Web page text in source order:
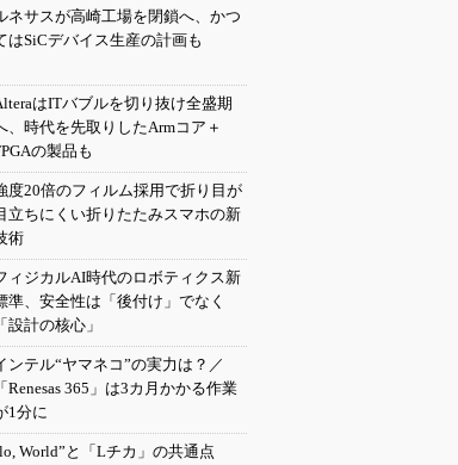
ネサスが高崎工場を閉鎖へ、かつ
はSiCデバイス生産の計画も
はITバブルを切り抜け全盛期
、時代を先取りしたArmコア＋
の製品も
度20倍のフィルム採用で折り目が
立ちにくい折りたたみスマホの新
術
ィジカルAI時代のロボティクス新
準、安全性は「後付け」でなく
「設計の核心」
ンテル“ヤマネコ”の実力は？／
「Renesas 365」は3カ月かかる作業
1分に
World”と「Lチカ」の共通点